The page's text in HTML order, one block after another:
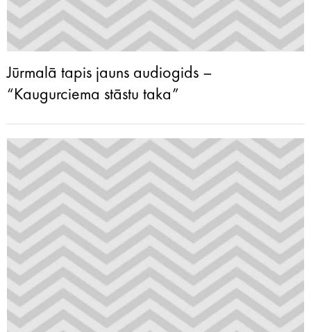
Jūrmalā tapis jauns audiogids –
“Kaugurciema stāstu taka”